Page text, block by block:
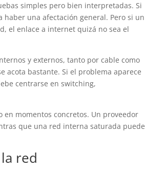
simples pero bien interpretadas. Si
una afectación general. Pero si un
el enlace a internet quizá no sea el
y externos, tanto por cable como
acota bastante. Si el problema aparece
centrarse en switching,
momentos concretos. Un proveedor
que una red interna saturada puede
red